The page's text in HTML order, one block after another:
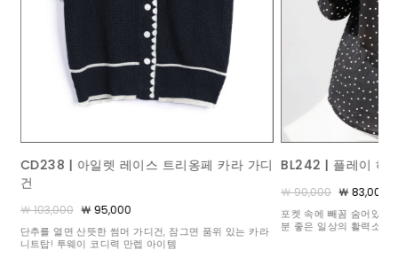
BL242 | 플레이 하트 도트 블라우스
￦ 90,000
포켓 속에 빼꼼 숨어있는 수줍은 하트 비딩이 볼수록 기
분 좋은 일상의 활력소가 되어주어요 :)
ACC367 | 콤비 브
￦ 140,000 ￦ 125,000
밋밋한 풀 원석 세팅과는
석 3개와 화려하게 빛을